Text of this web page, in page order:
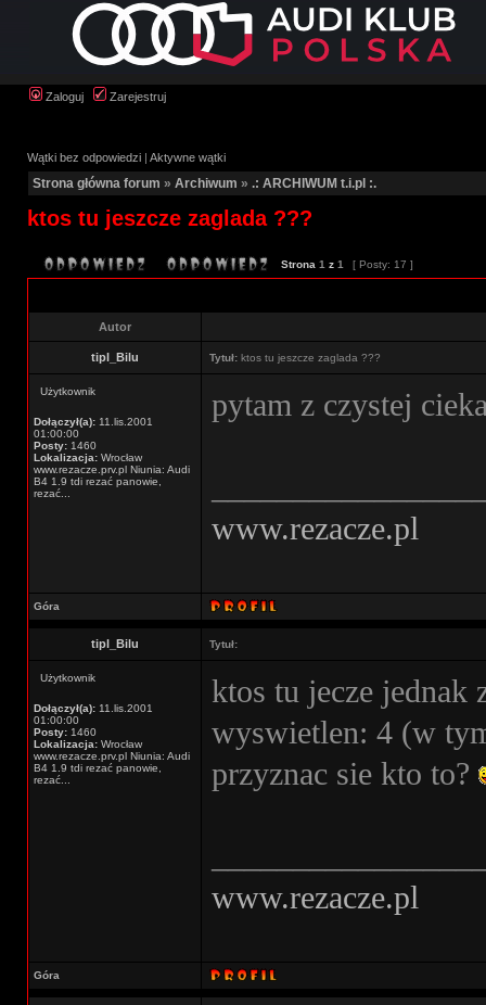
Zaloguj Zarejestruj
Wątki bez odpowiedzi | Aktywne wątki
Strona główna forum » Archiwum » .: ARCHIWUM t.i.pl :.
ktos tu jeszcze zaglada ???
Strona 1 z 1 [ Posty: 17 ]
Autor
tipl_Bilu Tytuł: ktos tu jeszcze zaglada ???
Użytkownik
Dołączył(a): 11.lis.2001
01:00:00
Posty: 1460
Lokalizacja: Wrocław
www.rezacze.prv.pl Niunia: Audi
B4 1.9 tdi rezać panowie,
rezać...
pytam z czystej
www.rezacze.pl
Góra
tipl_Bilu Tytuł:
Użytkownik
Dołączył(a): 11.lis.2001
01:00:00
Posty: 1460
Lokalizacja: Wrocław
www.rezacze.prv.pl Niunia: Audi
B4 1.9 tdi rezać panowie,
rezać...
ktos tu jecze jednak
wyswietlen: 4 (w
przyznac sie kto to?
www.rezacze.pl
Góra